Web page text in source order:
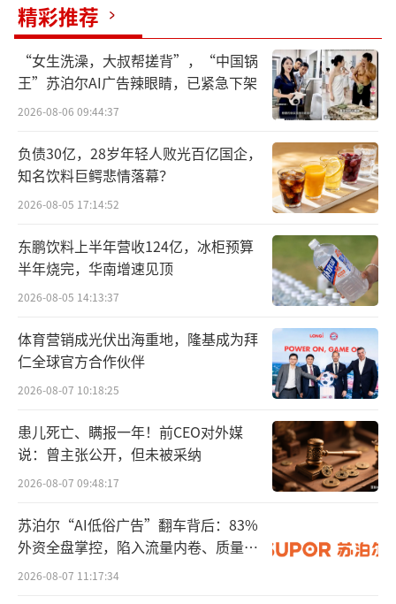
海证券交易所纪律处分和监管措施实施办法》
《上海证券交易所上市公司自律监管指引第10
号——纪律处分实施标准》等有关规定，上交所
对丁兆予以通报批评。
（责任编辑：zx0600）
精彩推荐
“女生洗澡，大叔帮搓背”，“中国锅
王”苏泊尔AI广告辣眼睛，已紧急下架
2026-08-06 09:44:37
负债30亿，28岁年轻人败光百亿国企，
知名饮料巨鳄悲情落幕？
2026-08-05 17:14:52
东鹏饮料上半年营收124亿，冰柜预算
半年烧完，华南增速见顶
2026-08-05 14:13:37
体育营销成光伏出海重地，隆基成为拜
仁全球官方合作伙伴
2026-08-07 10:18:25
患儿死亡、瞒报一年！前CEO对外媒
说：曾主张公开，但未被采纳
2026-08-07 09:48:17
苏泊尔“AI低俗广告”翻车背后：83%
外资全盘掌控，陷入流量内卷、质量频
发的负循环
2026-08-07 11:17:34